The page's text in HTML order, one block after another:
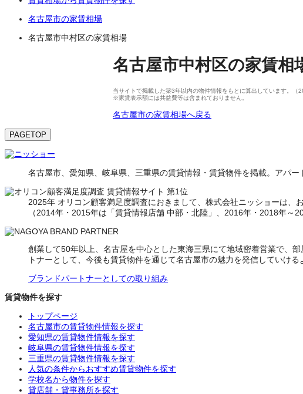
名古屋市の家賃相場
名古屋市中村区の家賃相場
名古屋市中村区の家賃相
当サイトで掲載した築3年以内の物件情報をもとに算出しています。（
※家賃表示額には共益費等は含まれておりません。
名古屋市の家賃相場へ戻る
PAGETOP
名古屋市、愛知県、岐阜県、三重県の賃貸情報・賃貸物件を掲載。アパ
2025年 オリコン顧客満足度調査におきまして、株式会社ニッショーは
（2014年・2015年は「賃貸情報店舗 中部・北陸」、2016年・2018年～
創業して50年以上、名古屋を中心とした東海三県にて地域密着営業で、
トナーとして、今後も賃貸物件を通じて名古屋市の魅力を発信していける
ブランドパートナーとしての取り組み
賃貸物件を探す
トップページ
名古屋市の賃貸物件情報を探す
愛知県の賃貸物件情報を探す
岐阜県の賃貸物件情報を探す
三重県の賃貸物件情報を探す
人気の条件からおすすめ賃貸物件を探す
学校名から物件を探す
貸店舗・貸事務所を探す